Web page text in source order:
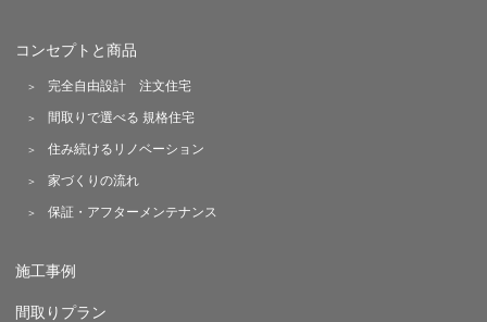
コンセプトと商品
完全自由設計 注文住宅
間取りで選べる 規格住宅
住み続けるリノベーション
家づくりの流れ
保証・アフターメンテナンス
施工事例
間取りプラン